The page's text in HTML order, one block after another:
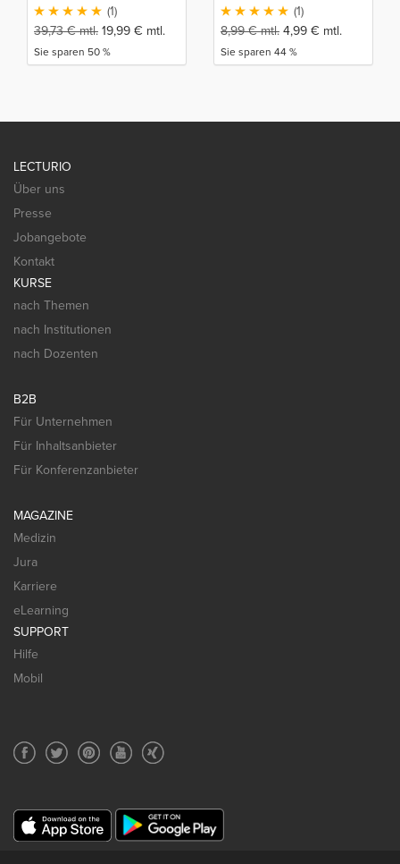
(1)
39,73€mtl. 19,99 € mtl.
Sie sparen 50 %
(1)
8,99€mtl. 4,99 € mtl.
Sie sparen 44 %
LECTURIO
Über uns
Presse
Jobangebote
Kontakt
KURSE
nach Themen
nach Institutionen
nach Dozenten
B2B
Für Unternehmen
Für Inhaltsanbieter
Für Konferenzanbieter
MAGAZINE
Medizin
Jura
Karriere
eLearning
SUPPORT
Hilfe
Mobil